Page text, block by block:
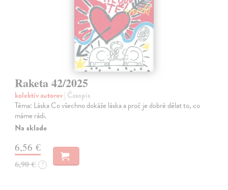
Raketa 42/2025
kolektív autorov| Časopis
Téma: Láska Co všechno dokáže láska a proč je dobré dělat to, co
máme rádi.
Na sklade
6,56 €
6,90 € ?